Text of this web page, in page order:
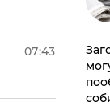
07:43